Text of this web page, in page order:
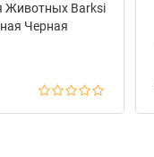
Животных Barksi
Черная